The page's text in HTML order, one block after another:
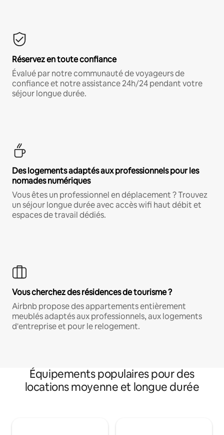
Réservez en toute confiance
Évalué par notre communauté de voyageurs de
confiance et notre assistance 24h/24 pendant votre
séjour longue durée.
Des logements adaptés aux professionnels pour les
nomades numériques
Vous êtes un professionnel en déplacement ? Trouvez
un séjour longue durée avec accès wifi haut débit et
espaces de travail dédiés.
Vous cherchez des résidences de tourisme ?
Airbnb propose des appartements entièrement
meublés adaptés aux professionnels, aux logements
d'entreprise et pour le relogement.
Équipements populaires pour des
locations moyenne et longue durée